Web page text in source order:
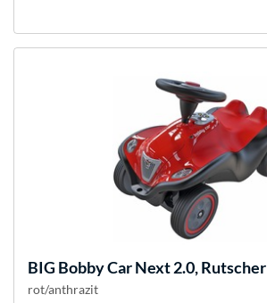
BIG Bobby Car Next 2.0, Rutscher
rot/anthrazit